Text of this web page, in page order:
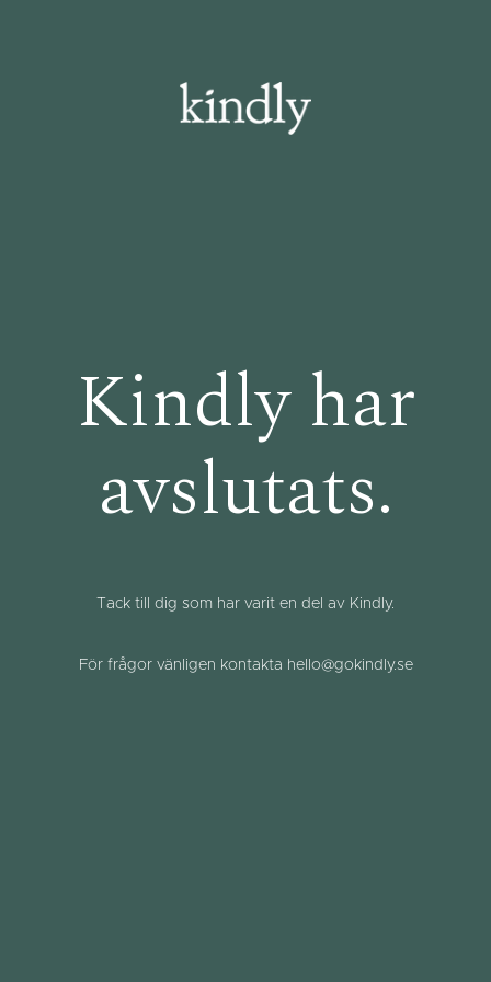
Kindly har
avslutats.
Tack till dig som har varit en del av Kindly.
För frågor vänligen kontakta hello@gokindly.se